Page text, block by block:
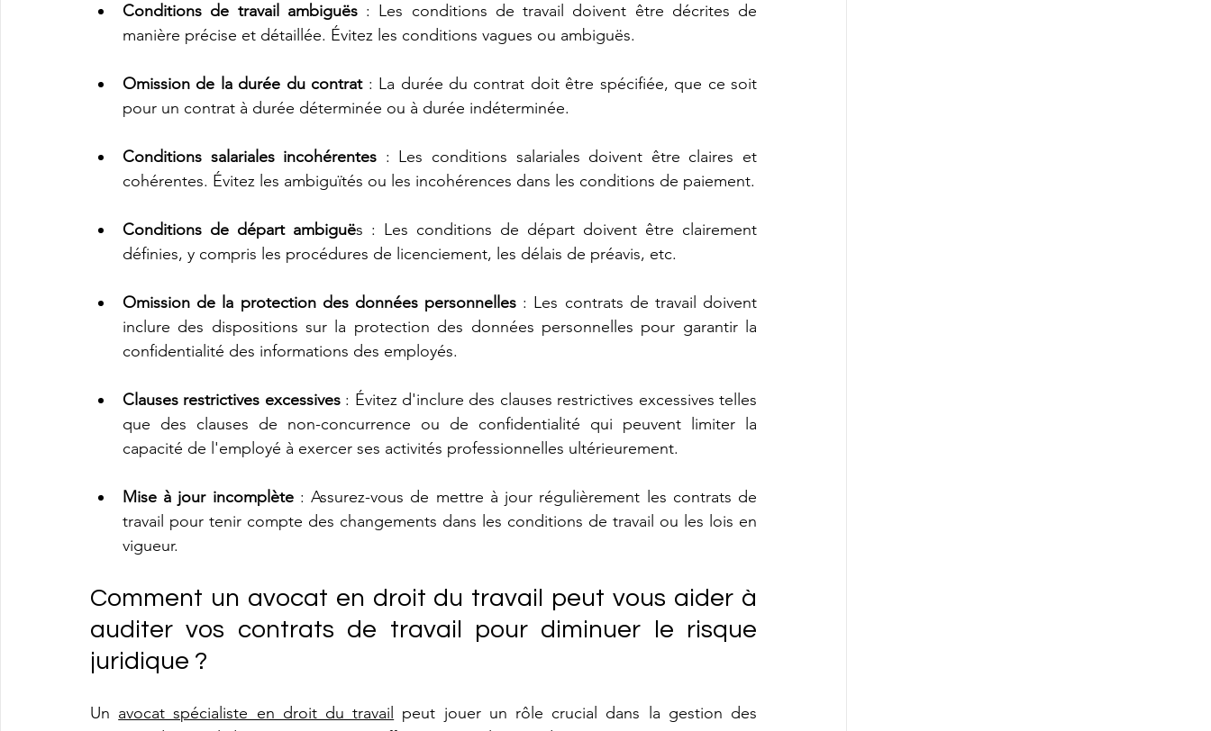
Conditions de travail ambiguës : Les conditions de travail doivent être décrites de
manière précise et détaillée. Évitez les conditions vagues ou ambiguës.
Omission de la durée du contrat : La durée du contrat doit être spécifiée, que ce soit
pour un contrat à durée déterminée ou à durée indéterminée.
Conditions salariales incohérentes : Les conditions salariales doivent être claires et
cohérentes. Évitez les ambiguïtés ou les incohérences dans les conditions de paiement.
Conditions de départ ambiguës : Les conditions de départ doivent être clairement
définies, y compris les procédures de licenciement, les délais de préavis, etc.
Omission de la protection des données personnelles : Les contrats de travail doivent
inclure des dispositions sur la protection des données personnelles pour garantir la
confidentialité des informations des employés.
Clauses restrictives excessives : Évitez d'inclure des clauses restrictives excessives telles
que des clauses de non-concurrence ou de confidentialité qui peuvent limiter la
capacité de l'employé à exercer ses activités professionnelles ultérieurement.
Mise à jour incomplète : Assurez-vous de mettre à jour régulièrement les contrats de
travail pour tenir compte des changements dans les conditions de travail ou les lois en
vigueur.
Comment un avocat en droit du travail peut vous aider à
auditer vos contrats de travail pour diminuer le risque
juridique ?
Un avocat spécialiste en droit du travail
peut jouer un rôle crucial dans la gestion des